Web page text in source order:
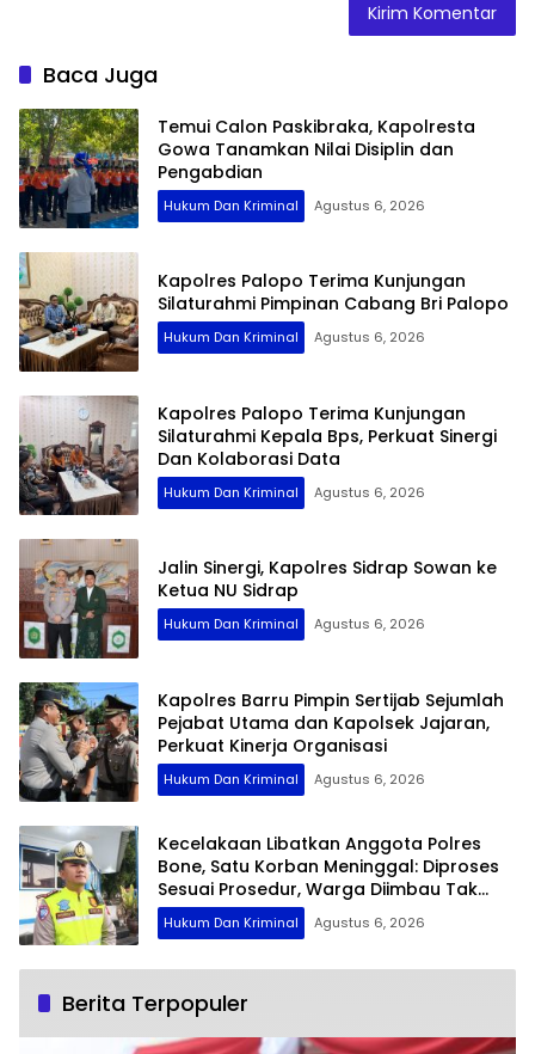
Baca Juga
Temui Calon Paskibraka, Kapolresta
Gowa Tanamkan Nilai Disiplin dan
Pengabdian
Hukum Dan Kriminal Agustus 6, 2026
Kapolres Palopo Terima Kunjungan
Silaturahmi Pimpinan Cabang Bri Palopo
Hukum Dan Kriminal Agustus 6, 2026
Kapolres Palopo Terima Kunjungan
Silaturahmi Kepala Bps, Perkuat Sinergi
Dan Kolaborasi Data
Hukum Dan Kriminal Agustus 6, 2026
Jalin Sinergi, Kapolres Sidrap Sowan ke
Ketua NU Sidrap
Hukum Dan Kriminal Agustus 6, 2026
Kapolres Barru Pimpin Sertijab Sejumlah
Pejabat Utama dan Kapolsek Jajaran,
Perkuat Kinerja Organisasi
Hukum Dan Kriminal Agustus 6, 2026
Kecelakaan Libatkan Anggota Polres
Bone, Satu Korban Meninggal: Diproses
Sesuai Prosedur, Warga Diimbau Tak
Berspekulasi
Hukum Dan Kriminal Agustus 6, 2026
Berita Terpopuler